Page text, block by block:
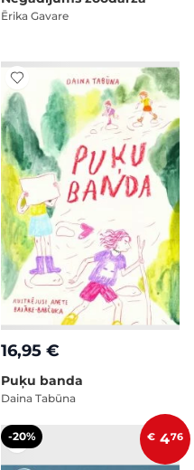
Ērika Gavare
16,95 €
Puķu banda
Daina Tabūna
-20% € 476